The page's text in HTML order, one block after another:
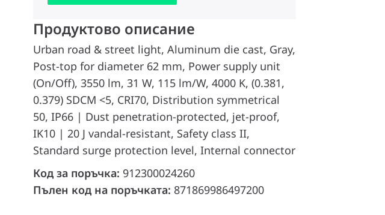
Продуктово описание
Urban road & street light, Aluminum die cast, Gray,
Post-top for diameter 62 mm, Power supply unit
(On/Off), 3550 lm, 31 W, 115 lm/W, 4000 K, (0.381,
0.379) SDCM <5, CRI70, Distribution symmetrical
50, IP66 | Dust penetration-protected, jet-proof,
IK10 | 20 J vandal-resistant, Safety class II,
Standard surge protection level, Internal connector
Код за поръчка: 912300024260
Пълен код на поръчката: 871869986497200